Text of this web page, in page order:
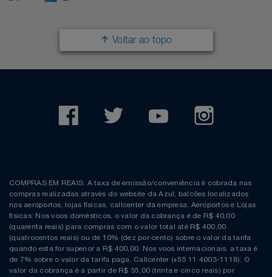
Voltar ao topo
COMPRAS EM REAIS: A taxa de emissão/conveniência é cobrada nas
compras realizadas através do website da Azul, balcões localizados
nos aeroportos, lojas físicas, callcenter da empresa. Aeroportos e Lojas
físicas: Nos voos domésticos, o valor da cobrança é de R$ 40,00
(quarenta reais) para compras com o valor total até R$ 400,00
(quatrocentos reais) ou de 10% (dez por cento) sobre o valor da tarifa
quando esta for superior a R$ 400,00. Nos voos internacionais, a taxa é
de 7% sobre o valor da tarifa paga. Callcenter (+55 11 4003-1118): O
valor da cobrança é a partir de R$ 35,00 (trinta e cinco reais) por